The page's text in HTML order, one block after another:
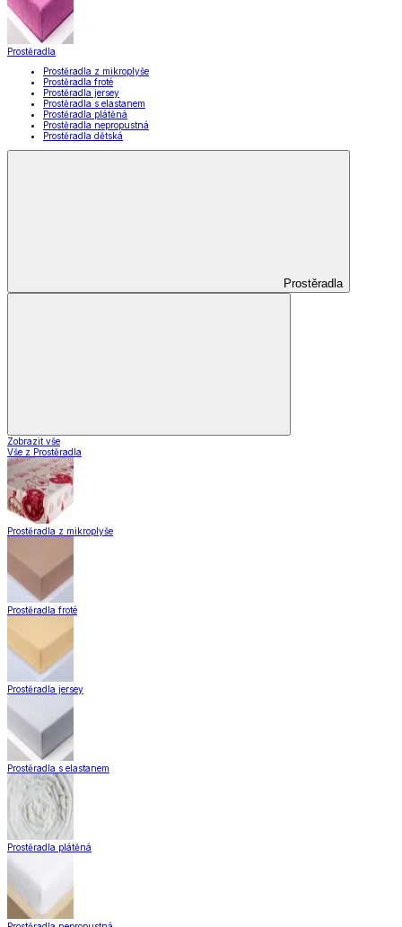
Prostěradla
Prostěradla z mikroplyše
Prostěradla froté
Prostěradla jersey
Prostěradla s elastanem
Prostěradla plátěná
Prostěradla nepropustná
Prostěradla dětská
Prostěradla
Zobrazit vše
Vše z Prostěradla
Prostěradla z mikroplyše
Prostěradla froté
Prostěradla jersey
Prostěradla s elastanem
Prostěradla plátěná